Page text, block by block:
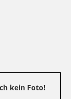
kein Foto!